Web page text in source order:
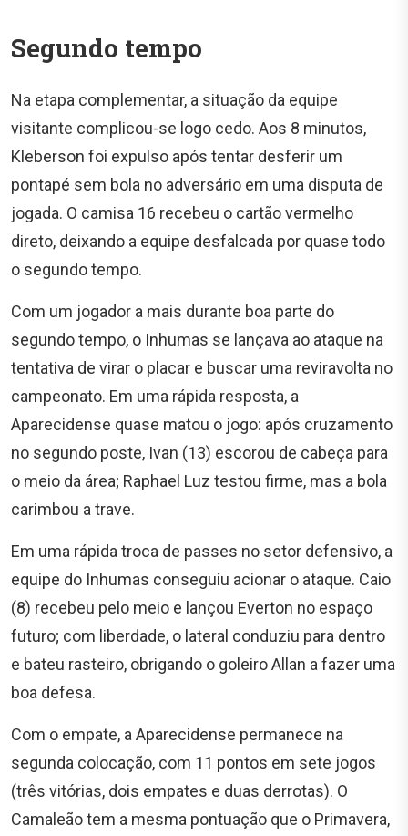
Segundo tempo
Na etapa complementar, a situação da equipe
visitante complicou-se logo cedo. Aos 8 minutos,
Kleberson foi expulso após tentar desferir um
pontapé sem bola no adversário em uma disputa de
jogada. O camisa 16 recebeu o cartão vermelho
direto, deixando a equipe desfalcada por quase todo
o segundo tempo.
Com um jogador a mais durante boa parte do
segundo tempo, o Inhumas se lançava ao ataque na
tentativa de virar o placar e buscar uma reviravolta no
campeonato. Em uma rápida resposta, a
Aparecidense quase matou o jogo: após cruzamento
no segundo poste, Ivan (13) escorou de cabeça para
o meio da área; Raphael Luz testou firme, mas a bola
carimbou a trave.
Em uma rápida troca de passes no setor defensivo, a
equipe do Inhumas conseguiu acionar o ataque. Caio
(8) recebeu pelo meio e lançou Everton no espaço
futuro; com liberdade, o lateral conduziu para dentro
e bateu rasteiro, obrigando o goleiro Allan a fazer uma
boa defesa.
Com o empate, a Aparecidense permanece na
segunda colocação, com 11 pontos em sete jogos
(três vitórias, dois empates e duas derrotas). O
Camaleão tem a mesma pontuação que o Primavera,